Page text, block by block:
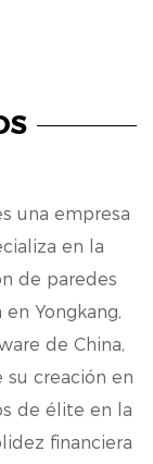
una empresa
en la
de paredes
Yongkang,
de China,
su creación en
de élite en la
financiera